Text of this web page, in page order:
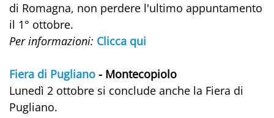
di Romagna, non perdere l'ultimo appuntamento
il 1° ottobre.
Per informazioni: Clicca qui
Fiera di Pugliano - Montecopiolo
Lunedì 2 ottobre si conclude anche la Fiera di
Pugliano.